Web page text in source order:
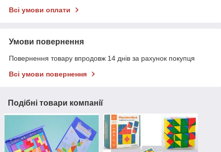
Всі умови оплати
Умови повернення
Повернення товару впродовж 14 днів за рахунок покупця
Всі умови повернення
Подібні товари компанії